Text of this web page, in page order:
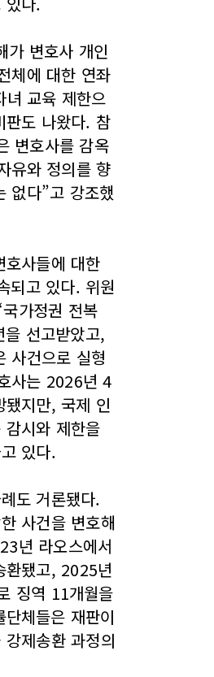
가 변호사 개인
체에 대한 연좌
교육 제한으
판도 나왔다. 참
변호사를 감옥
유와 정의를 향
없다”고 강조했
사들에 대한
되고 있다. 위원
가정권 전복
을 선고받았고,
사건으로 실형
사는 2026년 4
지만, 국제 인
시와 제한을
있다.
도 거론됐다.
사건을 변호해
년 라오스에서
환됐고, 2025년
징역 11개월을
체들은 재판이
제송환 과정의